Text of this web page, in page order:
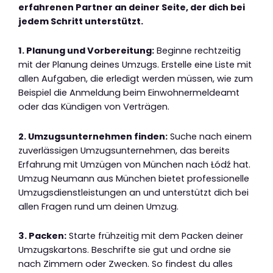
erfahrenen Partner an deiner Seite, der dich bei
jedem Schritt unterstützt.
1. Planung und Vorbereitung: Beginne rechtzeitig
mit der Planung deines Umzugs. Erstelle eine Liste mit
allen Aufgaben, die erledigt werden müssen, wie zum
Beispiel die Anmeldung beim Einwohnermeldeamt
oder das Kündigen von Verträgen.
2. Umzugsunternehmen finden: Suche nach einem
zuverlässigen Umzugsunternehmen, das bereits
Erfahrung mit Umzügen von München nach Łódź hat.
Umzug Neumann aus München bietet professionelle
Umzugsdienstleistungen an und unterstützt dich bei
allen Fragen rund um deinen Umzug.
3. Packen: Starte frühzeitig mit dem Packen deiner
Umzugskartons. Beschrifte sie gut und ordne sie
nach Zimmern oder Zwecken. So findest du alles